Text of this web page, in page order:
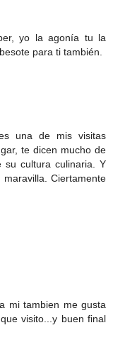
yo la agonía tu la
para ti también.
una de mis visitas
te dicen mucho de
su cultura culinaria. Y
Ciertamente
mi tambien me gusta
visito...y buen final